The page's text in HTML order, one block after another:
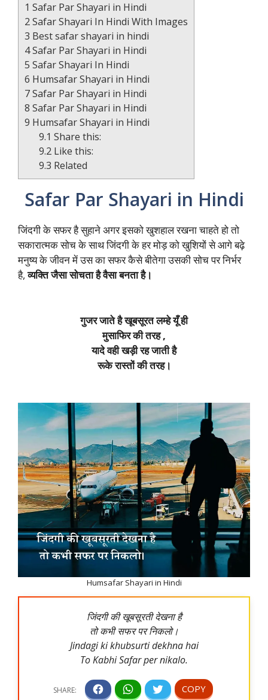
1 Safar Par Shayari in Hindi
2Safar Shayari In Hindi With Images
3 Best safar shayari in hindi
4Safar Par Shayari in Hindi
5 Safar Shayari In Hindi
6 Humsafar Shayari in Hindi
7Safar Par Shayari in Hindi
8 Safar Par Shayari in Hindi
9 Humsafar Shayari in Hindi
9.1 Share this:
9.2 Like this:
9.3 Related
Safar Par Shayari in Hindi
जिंदगी के सफर है सुहाने अगर इसको खुशहाल रखना चाहते हो तो
सकारात्मक सोच के साथ जिंदगी के हर मोड़ को खुशियों से आगे बढ़े
मनुष्य के जीवन में उस का सफर कैसे बीतेगा उसकी सोच पर निर्भर
है,व्यक्ति जैसा सोचता है वैसा बनता है।
गुजर जाते है खूबसूरत लम्हे यूँ ही
मुसाफिर की तरह ,
यादे वही खड़ी रह जाती है
रूके रास्तों की तरह।
Humsafar Shayari in Hindi
जिंदगी की खूबसूरती देखना है
तो कभी सफर पर निकलो।
Jindagi ki khubsurti dekhna hai
To Kabhi Safar per nikalo.